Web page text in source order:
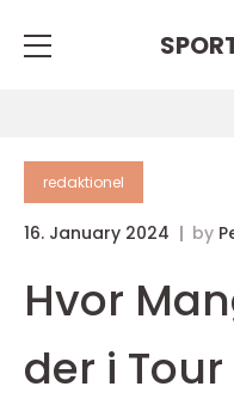
redaktionel
16. January 2024 by
Hvor
der i